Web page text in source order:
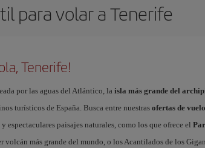
para volar a Tenerife
Tenerife!
por las aguas del Atlántico, la isla más grande del
turísticos de España. Busca entre nuestras ofertas de
espectaculares paisajes naturales, como los que ofrece el
volcán más grande del mundo, o los Acantilados de los